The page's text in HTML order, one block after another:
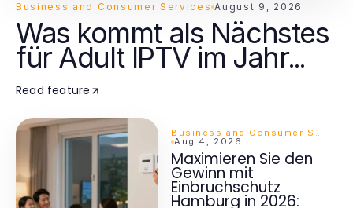
Business and Consumer Services August 9, 2026
Was kommt als Nächstes
für Adult IPTV im Jahr
2026?
Read feature
Business and Consumer Services
Aug 4, 2026
Maximieren Sie den
Gewinn mit
Einbruchschutz
Hamburg in 2026: